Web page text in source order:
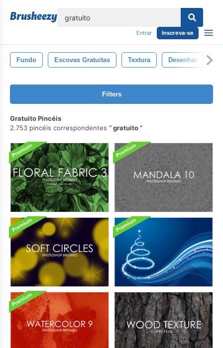
Entrar Inscreva-se
Fundo Escovas Gratuitas Textura Desenhar
Filters
Gratuito Pincéis
2.753 pincéis correspondentes
gratuito